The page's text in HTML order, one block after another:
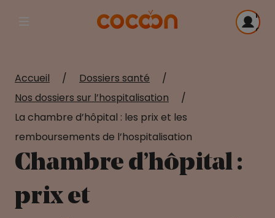
Afficher la navigation principale
Me
Accueil / Dossiers santé
/
Nos dossiers sur l’hospitalisation
/
La chambre d’hôpital : les prix et les
remboursements de l’hospitalisation
Chambre d’hôpital :
prix et